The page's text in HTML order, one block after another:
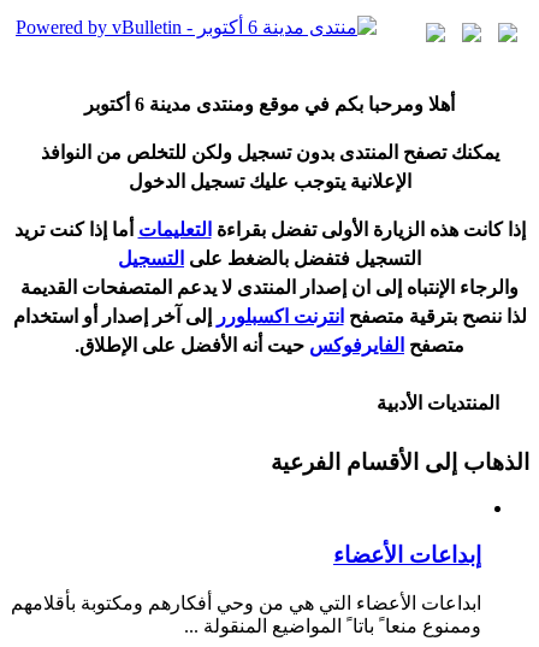
هلا ومرحبا بكم في موقع ومنتدى مدينة 6 أكتوبر
يمكنك تصفح المنتدى بدون تسجيل ولكن للتخلص من النوافذ
الإعلانية يتوجب عليك تسجيل الدخول
إذا كانت هذه الزيارة الأولى تفضل بقراءة التعليمات ما إذا كنت تريد
التسجيل فتفضل بالضغط على التسجيل
والرجاء الإنتباه إلى ان إصدار المنتدى لا يدعم المتصفحات القديمة
لذا ننصح بترقية متصفح انترنت اكسبلورر إلى آخر إصدار أو استخدام
متصفح الفايرفوكس حيت نه الأفضل على الإطلاق.
المنتديات الأدبية
الذهاب إلى الأقسام الفرعية
إبداعات الأعضاء
ابداعات الأعضاء التي هي من وحي أفكارهم ومكتوبة بأقلامهم
وممنوع منعا ً باتا ً المواضيع المنقولة ...